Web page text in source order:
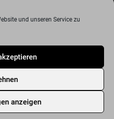
und unseren Service zu
anzeigen
new media gmbh
+ REVIEWREGELN
Freunde
Bandseiten
Metal Magazin